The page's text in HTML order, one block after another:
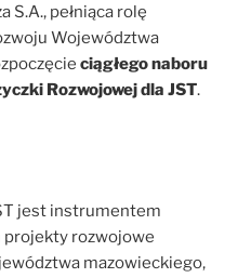
S.A., pełniąca rolę
Województwa
ciągłego naboru
Rozwojowej dla JST.
jest instrumentem
rozwojowe
mazowieckiego,